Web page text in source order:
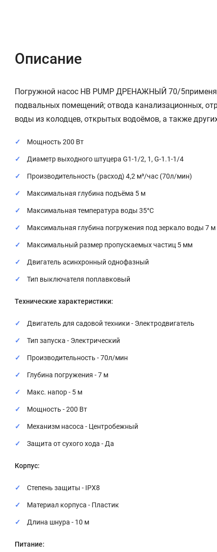
Описание
Погружной насос HB PUMP ДРЕНАЖНЫЙ 70/5
подвальных помещений; отвода канализационных,
воды из колодцев, открытых водоёмов, а также
Мощность 200 Вт
Диаметр выходного штуцера G1-1/2, 1, G-1.1-1/4
Производительность (расход) 4,2 м³/час (70л/мин)
Максимальная глубина подъёма 5 м
Максимальная температура воды 35°С
Максимальная глубина погружения под зеркало воды 7 м
Максимальный размер пропускаемых частиц 5 мм
Двигатель асинхронный однофазный
Тип выключателя поплавковый
Технические характеристики:
Двигатель для садовой техники - Электродвигатель
Тип запуска - Электрический
Производительность - 70л/мин
Глубина погружения - 7 м
Макс. напор - 5 м
Мощность - 200 Вт
Механизм насоса - Центробежный
Защита от сухого хода - Да
Корпус:
Степень защиты - IPX8
Материал корпуса - Пластик
Длина шнура - 10 м
Питание: